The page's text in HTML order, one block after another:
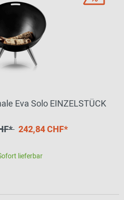
Eva Solo EINZELSTÜCK
242,84 CHF*
lieferbar